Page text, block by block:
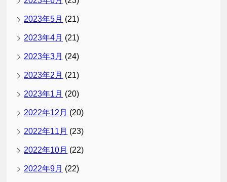
2023年5月 (21)
2023年4月 (21)
2023年3月 (24)
2023年2月 (21)
2023年1月 (20)
2022年12月 (20)
2022年11月 (23)
2022年10月 (22)
2022年9月 (22)